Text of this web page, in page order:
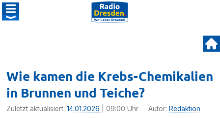
Wie kamen die Krebs-Chemikalien
in Brunnen und Teiche?
Zuletzt aktualisiert:14.01.2026 | 09:00 Uhr Autor: Redaktion